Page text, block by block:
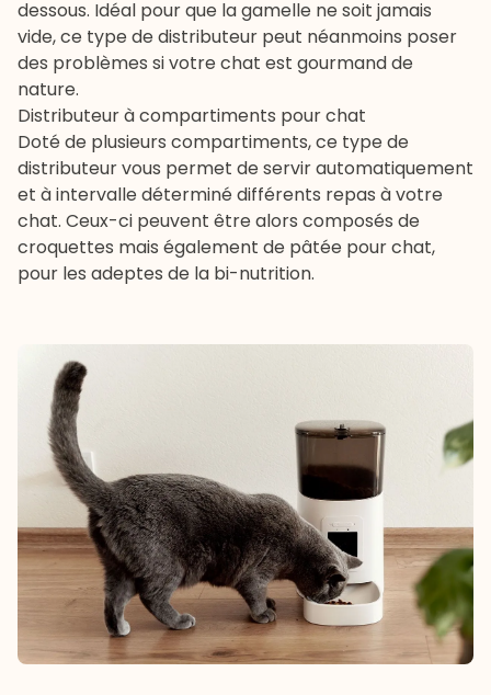
dessous. Idéal pour que la gamelle ne soit jamais
vide, ce type de distributeur peut néanmoins poser
des problèmes si votre chat est gourmand de
nature.
Distributeur à compartiments pour chat
Doté de plusieurs compartiments, ce type de
distributeur vous permet de servir automatiquement
et à intervalle déterminé différents repas à votre
chat. Ceux-ci peuvent être alors composés de
croquettes mais également de pâtée pour chat,
pour les adeptes de la bi-nutrition.